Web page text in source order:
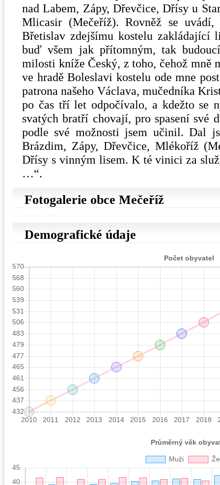
nad Labem, Zápy, Dřevčice, Dřísy u
Mlicasir (Mečeříž). Rovněž se
Břetislav zdejšímu kostelu zakládající
buď všem jak přítomným, tak
milosti kníže Český, z toho, čehož
ve hradě Boleslavi kostelu ode mne
patrona našeho Václava, mučedníka
po čas tří let odpočívalo, a kdežto se
svatých bratří chovají, pro spasení své
podle své možnosti jsem učinil. Dal
Brázdim, Zápy, Dřevčice, Mlékoříž
Dřísy s vinným lisem. K té vinici za
…“.
Fotogalerie obce Mečeříž
Demografické údaje